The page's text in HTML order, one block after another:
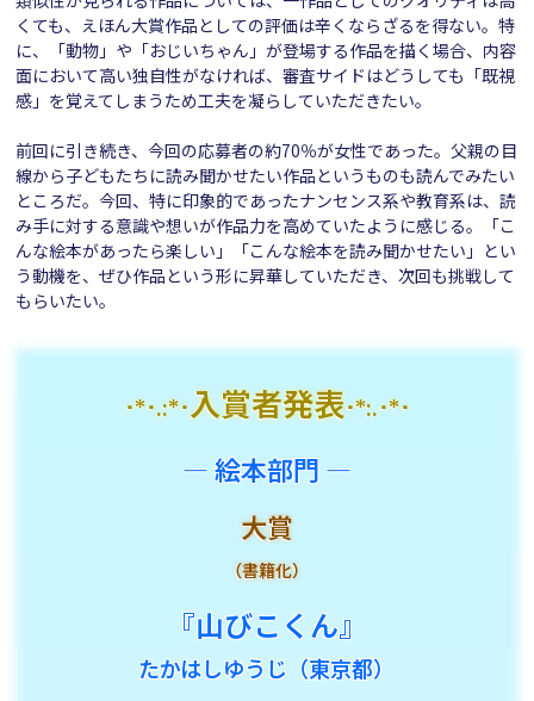
くても、えほん大賞作品としての評価は辛くならざるを得ない。特
に、「動物」や「おじいちゃん」が登場する作品を描く場合、内容
面において高い独自性がなければ、審査サイドはどうしても「既視
感」を覚えてしまうため工夫を凝らしていただきたい。
前回に引き続き、今回の応募者の約70％が女性であった。父親の目
線から子どもたちに読み聞かせたい作品というものも読んでみたい
ところだ。今回、特に印象的であったナンセンス系や教育系は、読
み手に対する意識や想いが作品力を高めていたように感じる。「こ
んな絵本があったら楽しい」「こんな絵本を読み聞かせたい」とい
う動機を、ぜひ作品という形に昇華していただき、次回も挑戦して
もらいたい。
･*･.:*･入賞者発表･*:.･*･
― 絵本部門 ―
大賞
（書籍化）
『山びこくん』
たかはしゆうじ（東京都）